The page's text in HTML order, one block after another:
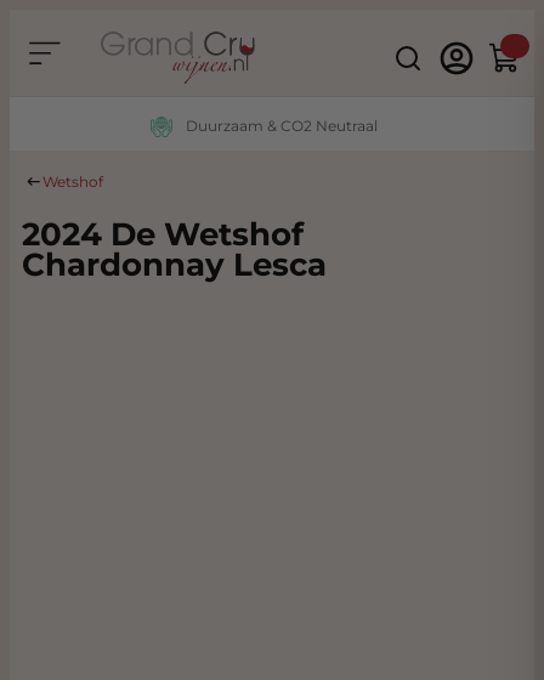
Search
Duurzaam & CO2 Neutraal
Wetshof
2024 De Wetshof
Chardonnay Lesca